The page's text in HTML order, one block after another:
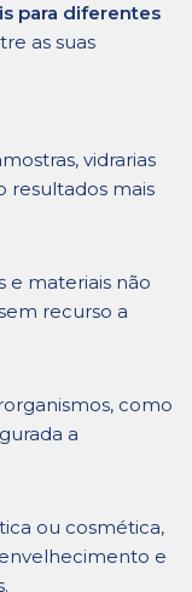
para diferentes
as suas
vidrarias
resultados mais
e materiais não
recurso a
como
a
ou cosmética,
e